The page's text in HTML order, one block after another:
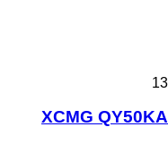
13
XCMG QY50KA